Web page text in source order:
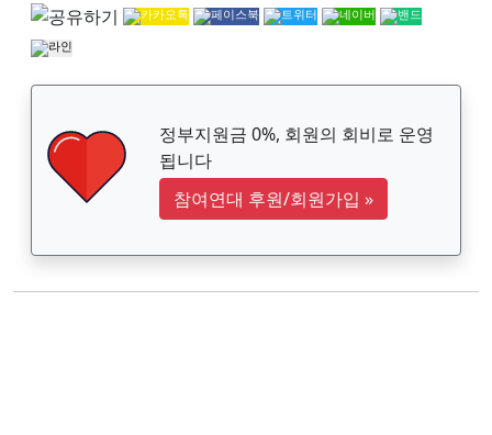
정부지원금 0%, 회원의 회비로 운영
됩니다
참여연대 후원/회원가입 »